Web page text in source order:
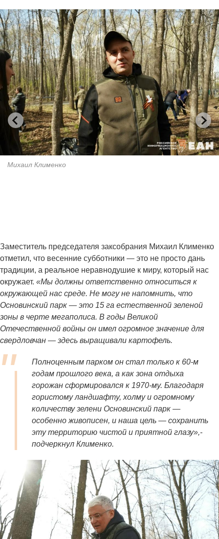
Михаил Клименко
Заместитель председателя заксобрания Михаил Клименко
отметил, что весенние субботники — это не просто дань
традиции, а реальное неравнодушие к миру, который нас
окружает. «Мы должны ответственно относиться к
окружающей нас среде. Не могу не напомнить, что
Основинский парк — это 15 га естественной зеленой
зоны в черте мегаполиса. В годы Великой
Отечественной войны он имел огромное значение для
свердловчан — здесь выращивали картофель.
Полноценным парком он стал только к 60-м
годам прошлого века, а как зона отдыха
горожан сформировался к 1970-му. Благодаря
гористому ландшафту, холму и огромному
количеству зелени Основинский парк —
особенно живописен, и наша цель — сохранить
эту территорию чистой и приятной глазу»,-
подчеркнул Клименко.